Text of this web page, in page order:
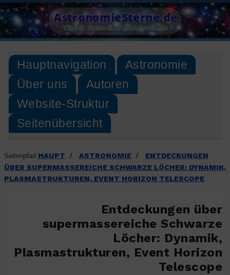
Skip
to
content
AstronomieSterne.de
Täglich Neues über die Astronomie
Hauptnavigation
Astronomie
Über uns
Autoren
Website-Struktur
Seitenübersicht
Seitenpfad HAUPT / ASTRONOMIE /
ENTDECKUNGEN
ÜBER SUPERMASSEREICHE SCHWARZE LÖCHER: DYNAMIK,
PLASMASTRUKTUREN, EVENT HORIZON TELESCOPE
Entdeckungen über
supermassereiche Schwarze
Löcher: Dynamik,
Plasmastrukturen, Event Horizon
Telescope